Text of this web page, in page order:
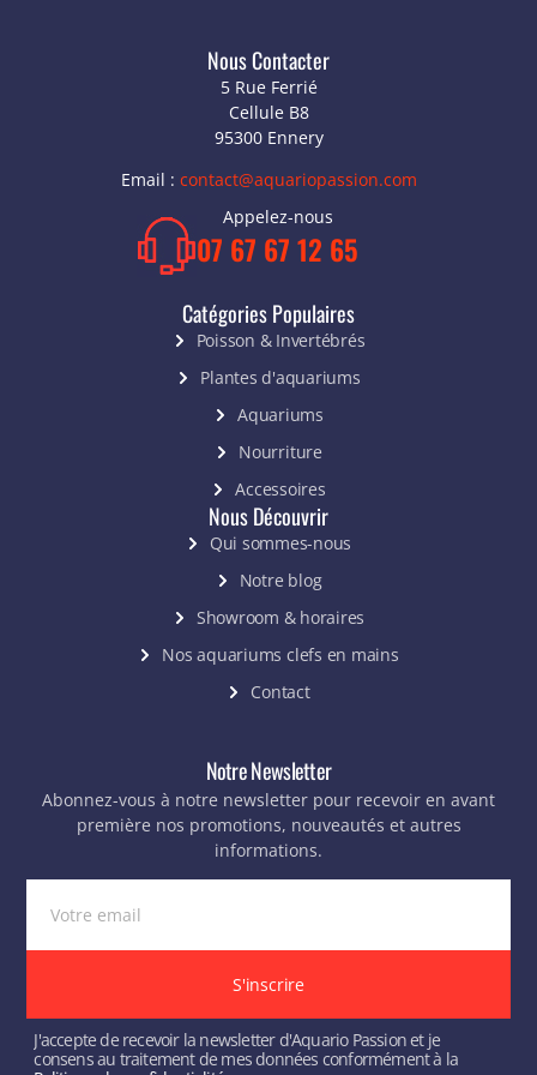
Nous Contacter
5 Rue Ferrié
Cellule B8
95300 Ennery
Email : contact@aquariopassion.com
Appelez-nous
07 67 67 12 65
Catégories Populaires
Poisson & Invertébrés
Plantes d'aquariums
Aquariums
Nourriture
Accessoires
Nous Découvrir
Qui sommes-nous
Notre blog
Showroom & horaires
Nos aquariums clefs en mains
Contact
Notre Newsletter
Abonnez-vous à notre newsletter pour recevoir en avant
première nos promotions, nouveautés et autres
informations.
J'accepte de recevoir la newsletter d'Aquario Passion et je
consens au traitement de mes données conformément à la
S'inscrire